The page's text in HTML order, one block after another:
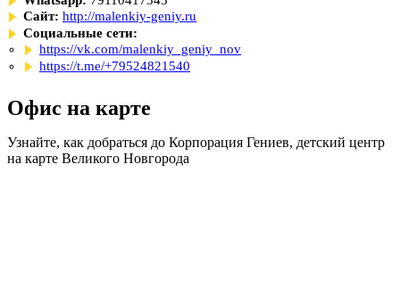
Сайт: http://malenkiy-geniy.ru
Социальные сети:
https://vk.com/malenkiy_geniy_nov
https://t.me/+79524821540
Офис на карте
Узнайте, как добраться до Корпорация Гениев, детский центр
на карте Великого Новгорода